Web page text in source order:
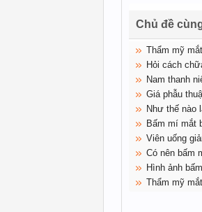
Chủ đề
Thẩm mỹ
Hỏi cách
Nam thanh
Giá phẫu
Như thế nào
Bấm mí mắt
Viên uống
Có nên bấm
Hình ảnh
Thẩm mỹ